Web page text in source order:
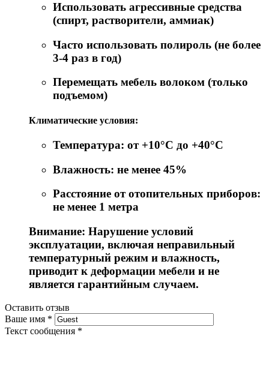
Использовать агрессивные средства
(спирт, растворители, аммиак)
Часто использовать полироль (не более
3-4 раз в год)
Перемещать мебель волоком (только
подъемом)
Климатические условия:
Температура: от +10°C до +40°C
Влажность: не менее 45%
Расстояние от отопительных приборов:
не менее 1 метра
Внимание: Нарушение условий
эксплуатации, включая неправильный
температурный режим и влажность,
приводит к деформации мебели и не
является гарантийным случаем.
Оставить отзыв
Ваше имя *
Текст сообщения *